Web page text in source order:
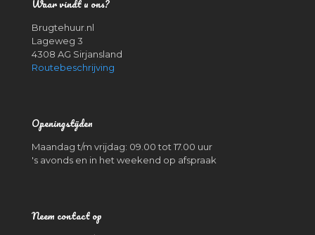
Waar vindt u ons?
Brugtehuur.nl
Lageweg 3
4308 AG Sirjansland
Routebeschrijving
Openingstijden
Maandag t/m vrijdag: 09.00 tot 17.00 uur
's avonds en in het weekend op afspraak
Neem contact op